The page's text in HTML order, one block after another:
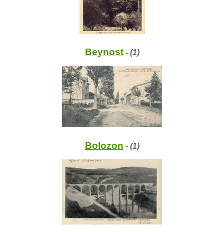
Beynost- (1)
Bolozon - (1)